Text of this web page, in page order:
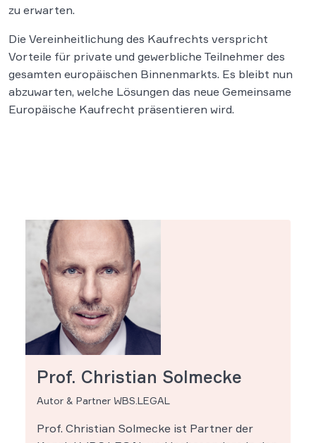
zu erwarten.
Die Vereinheitlichung des Kaufrechts verspricht
Vorteile für private und gewerbliche Teilnehmer des
gesamten europäischen Binnenmarkts. Es bleibt nun
abzuwarten, welche Lösungen das neue Gemeinsame
Europäische Kaufrecht präsentieren wird.
Prof. Christian Solmecke
Autor & Partner WBS.LEGAL
Prof. Christian Solmecke ist Partner der